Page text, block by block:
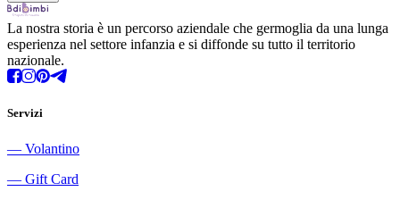
La nostra storia è un percorso aziendale che germoglia da una lunga
esperienza nel settore infanzia e si diffonde su tutto il territorio
nazionale.
Servizi
― Volantino
― Gift Card